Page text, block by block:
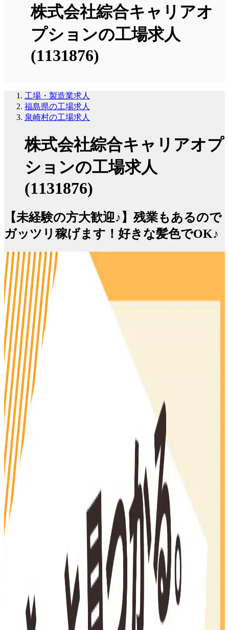
株式会社綜合キャリアオ
プションの工場求人
(1131876)
工場・製造業求人
福島県の工場求人
泉崎村の工場求人
株式会社綜合キャリアオプ
ションの工場求人
(1131876)
【未経験の方大歓迎♪】残業もあるので
ガッツリ稼げます！好きな髪色でOK♪